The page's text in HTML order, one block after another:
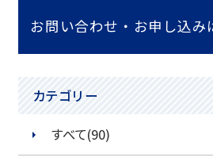
カテゴリー
すべて(90)
お問い合わせ・お申し込み